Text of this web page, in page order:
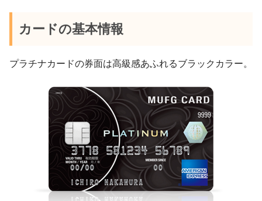
カードの基本情報
プラチナカードの券面は高級感あふれるブラックカラー。